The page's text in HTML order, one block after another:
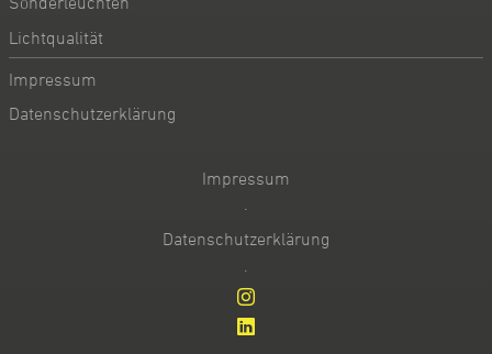
Lichtqualität
Impressum
Datenschutzerklärung
Impressum
·
Datenschutzerklärung
·